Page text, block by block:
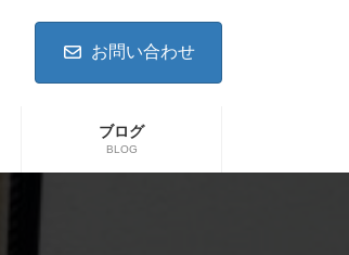
お問い合わせ
ブログ
BLOG